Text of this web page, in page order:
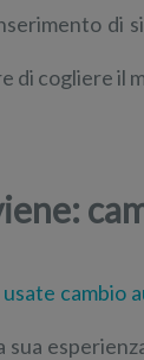
di
di cogliere il
cambio
sua